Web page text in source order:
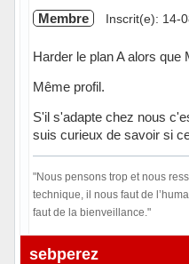
Membre Inscrit(e): 14-
Harder le plan A alors que
Même profil.
S'il s'adapte chez nous
suis curieux de savoir si
"Nous pensons trop et nous
technique, il nous faut de
faut de la bienveillance."
Hors ligne
sebperez